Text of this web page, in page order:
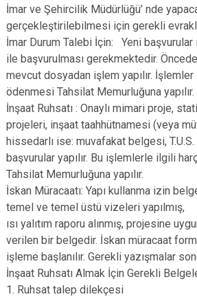
İmar ve Şehircilik Müdürlüğü’ nde
gerçekleştirilebilmesi için gerekli
İmar Durum Talebi İçin: Yeni
ile başvurulması gerekmektedir.
mevcut dosyadan işlem yapılır. İşlemler
ödenmesi Tahsilat Memurluğuna yapılır.
İnşaat Ruhsatı : Onaylı mimari proje,
projeleri, inşaat taahhütnamesi (veya
hissedarlı ise: muvafakat belgesi,
başvurular yapılır. Bu işlemlerle ilgili
Tahsilat Memurluğuna yapılır.
İskan Müracaatı: Yapı kullanma izin
temel ve temel üstü vizeleri yapılmış,
ısı yalıtım raporu alınmış, projesine
verilen bir belgedir. İskan müracaat
işleme başlanılır. Gerekli yazışmalar
İnşaat Ruhsatı Almak İçin Gerekli
1. Ruhsat talep dilekçesi